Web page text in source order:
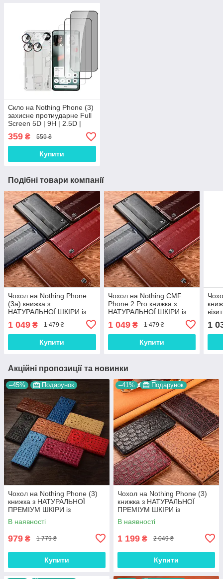
Скло на Nothing Phone (3)
захисне протиударне Full
Screen 5D | 9H | 2.5D |
Nano - покриття "HYPER"
359 ₴ 559 ₴
Купити
Подібні товари компанії
Чохол на Nothing Phone
(3a) книжка з
НАТУРАЛЬНОЇ ШКІРИ із
протиударний магнітний
"ITALIAN"
1 049 ₴ 1 479 ₴
Купити
Чохол на Nothing CMF
Phone 2 Pro книжка з
НАТУРАЛЬНОЇ ШКІРИ із
протиударний магнітний
"ITALIAN"
1 049₴ 1 479 ₴
Купити
1
Акційні пропозиції та новинки
–45% Подарунок
Чохол на Nothing Phone (3)
книжка з НАТУРАЛЬНОЇ
ПРЕМІУМ ШКІРИ із
підставкою протиударний
магнітний 3D "CROCOHEAD"
В наявності
979 ₴ 1 779 ₴
Купити
–41% Подарунок
Чохол на Nothing Phone (3)
книжка з НАТУРАЛЬНОЇ
ПРЕМІУМ ШКІРИ із
підставкою протиударний
магнітний "JACOSA"
В наявності
1 199 ₴ 2 049 ₴
Купити